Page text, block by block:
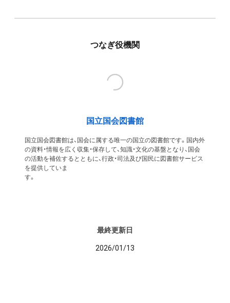
つなぎ役機関
国立国会図書館
国立国会図書館は、国会に属する唯一の国立の図書館です。国内外
の資料・情報を広く収集・保存して、知識・文化の基盤となり、国会
の活動を補佐するとともに、行政・司法及び国民に図書館サービス
を提供していま
す
最終更新日
2026/01/13